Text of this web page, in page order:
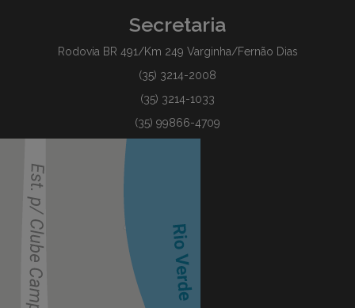
Secretaria
Rodovia BR 491/Km 249 Varginha/Fernão Dias
(35) 3214-2008
(35) 3214-1033
(35) 99866-4709